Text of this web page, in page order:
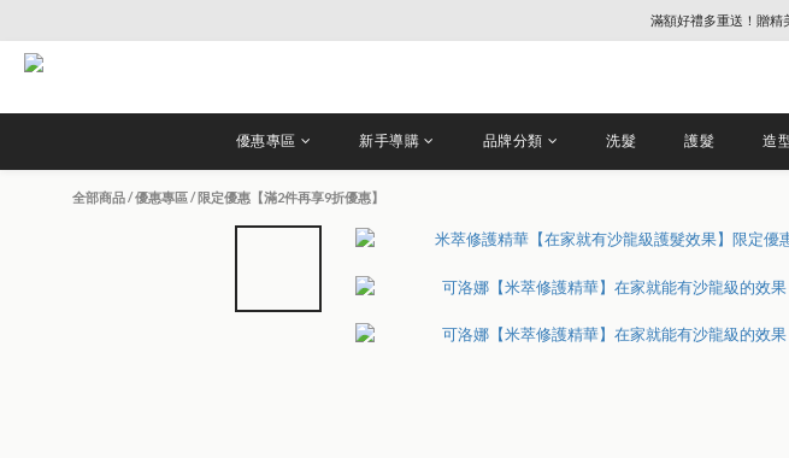
🔥88節專屬奢寵、
滿額好禮多重送！贈
優惠專區 新手導購 品牌分類 洗髮 護髮 造
全部商品/優惠專區/限定優惠【滿2件再享9折優惠】